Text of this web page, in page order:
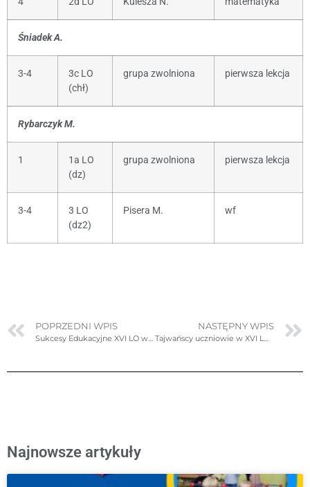
Śniadek A.
3-4
3c LO
(chł)
grupa zwolniona pierwsza lekcja
Rybarczyk M.
1
1a LO
(dz)
grupa zwolniona pierwsza lekcja
3-4
3 LO
(dz2)
Pisera M. wf
POPRZEDNI WPIS NASTĘPNY WPIS
Najnowsze artykuły